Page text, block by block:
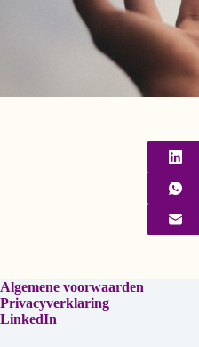
Algemene voorwaarden
Privacyverklaring
LinkedIn